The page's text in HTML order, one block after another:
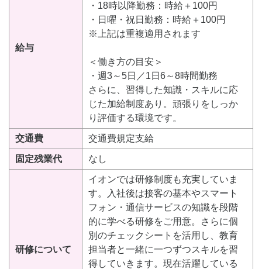
給与
・18時以降勤務：時給＋100円
・日曜・祝日勤務：時給＋100円
※上記は重複適用されます
＜働き方の目安＞
・週3～5日／1日6～8時間勤務
さらに、習得した知識・スキルに応
じた加給制度あり。頑張りをしっか
り評価する環境です。
交通費 交通費規定支給
固定残業代 なし
研修について
イオンでは研修制度も充実していま
す。入社後は接客の基本やスマート
フォン・通信サービスの知識を段階
的に学べる研修をご用意。さらに個
別のチェックシートを活用し、教育
担当者と一緒に一つずつスキルを習
得していきます。現在活躍している